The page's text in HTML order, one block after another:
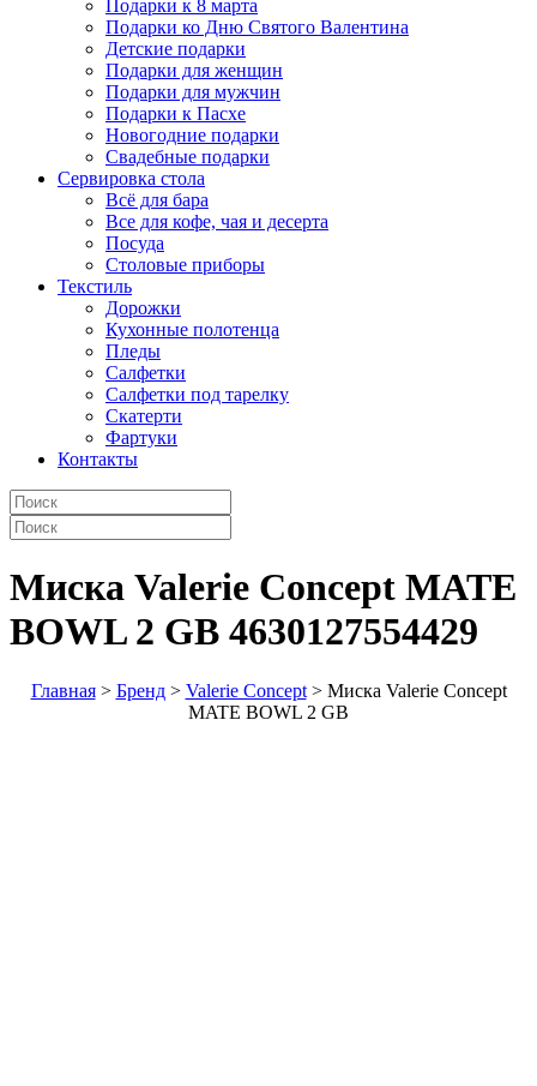
Подарки к 8 марта
Подарки ко Дню Святого Валентина
Детские подарки
Подарки для женщин
Подарки для мужчин
Подарки к Пасхе
Новогодние подарки
Свадебные подарки
Сервировка стола
Всё для бара
Все для кофе, чая и десерта
Посуда
Столовые приборы
Текстиль
Дорожки
Кухонные полотенца
Пледы
Салфетки
Салфетки под тарелку
Скатерти
Фартуки
Контакты
Миска Valerie Concept MATE
BOWL 2 GB 4630127554429
Главная> Бренд> Valerie Concept> Миска Valerie Concept
MATE BOWL 2 GB